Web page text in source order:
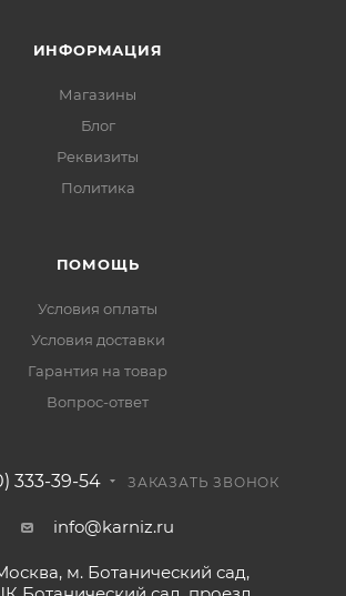
ИНФОРМАЦИЯ
Магазины
Блог
Реквизиты
Политика
ПОМОЩЬ
Условия оплаты
Условия доставки
Гарантия на товар
Вопрос-ответ
333-39-54 ЗАКАЗАТЬ ЗВОНОК
info@karniz.ru
м. Ботанический сад,